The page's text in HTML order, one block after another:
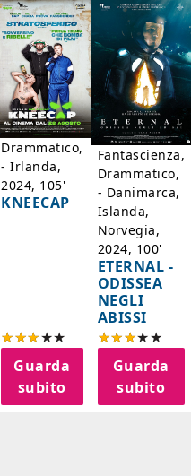
Drammatico,
- Irlanda,
2024, 105'
KNEECAP
Guarda
subito
Fantascienza,
Drammatico,
- Danimarca,
Islanda,
Norvegia,
2024, 100'
ETERNAL -
ODISSEA
NEGLI
ABISSI
Guarda
subito